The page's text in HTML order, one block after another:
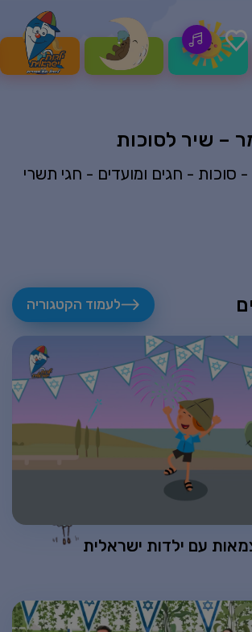
שיר לסוכות
חגים ומועדים - חגי תשרי -
לעמוד הקטגוריה
עם ילדות ישראלית